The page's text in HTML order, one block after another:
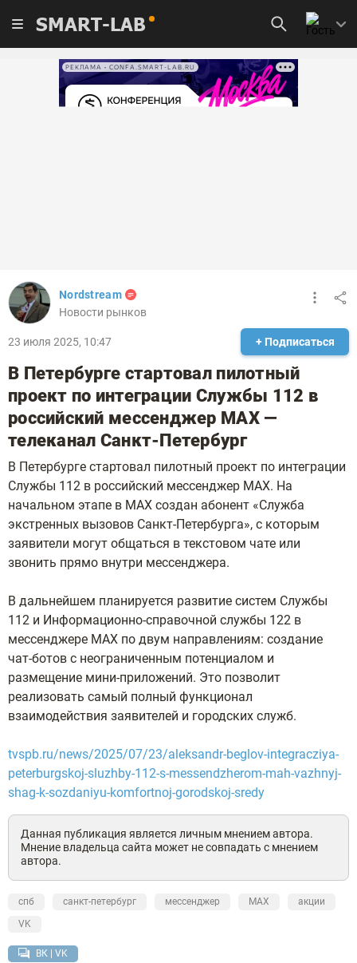
SMART-LAB
РЕКЛАМА • CONFA.SMART-LAB.RU
Nordstream
Новости рынков
23 июля 2025, 10:47 + Подписаться
В Петербурге стартовал пилотный
проект по интеграции Службы 112 в
российский мессенджер МАХ —
телеканал Санкт-Петербург
В Петербурге стартовал пилотный проект по интеграции
Службы 112 в российский мессенджер МАХ. На
начальном этапе в MAX создан абонент «Служба
экстренных вызовов Санкт-Петербурга», с которым
заявители могут общаться в текстовом чате или
звонить прямо внутри мессенджера.
В дальнейшем планируется развитие систем Службы
112 и Информационно-справочной службы 122 в
мессенджере МАХ по двум направлениям: создание
чат-ботов с неограниченным потенциалом и
размещение мини-приложений. Это позволит
реализовать самый полный функционал
взаимодействия заявителей и городских служб.
tvspb.ru/news/2025/07/23/aleksandr-beglov-integracziya-
peterburgskoj-sluzhby-112-s-messendzherom-mah-vazhnyj-
shag-k-sozdaniyu-komfortnoj-gorodskoj-sredy
Данная публикация является личным мнением автора.
Мнение владельца сайта может не совпадать с мнением
автора.
спб санкт-петербург мессенджер MAX
акции
VK
ВК | VK